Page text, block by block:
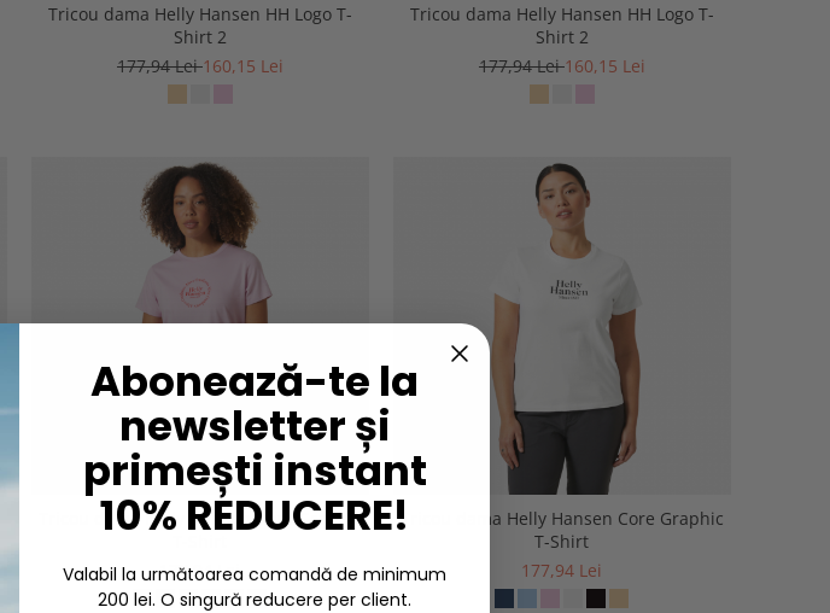
Tricou dama Helly Hansen HH Logo T-
Shirt 2
177,94 Lei160,15 Lei
Tricou dama Helly Hansen HH Logo T-
Shirt 2
177,94 Lei160,15 Lei
Tricou dama Helly Hansen Core Graphic
177,94 Lei
Tricou dama Helly Hansen Core Graphic
T-Shirt
177,94 Lei
Abonează-te la
newsletter și
primești instant
10% REDUCERE!
Valabil la următoarea comandă de minimum
200 lei. O singură reducere per client.